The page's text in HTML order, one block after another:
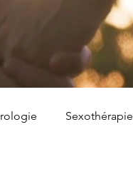
Sexothérapie